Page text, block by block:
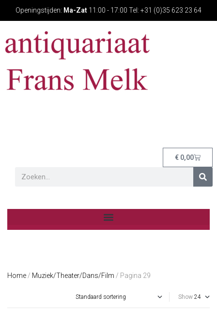
Openingstijden: Ma-Zat 11:00 - 17:00 Tel: +31 (0)35 623 23 64
€ 0,00
Home / Muziek/Theater/Dans/Film / Pagina 29
Show